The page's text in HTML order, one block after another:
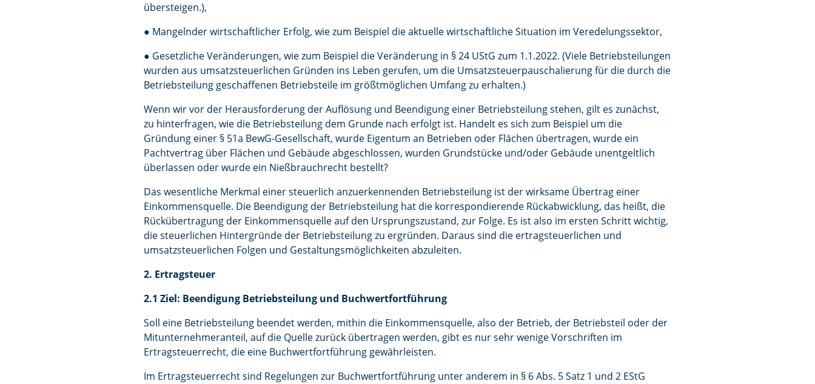
übersteigen.),
● Mangelnder wirtschaftlicher Erfolg, wie zum Beispiel die aktuelle wirtschaftliche Situation im Veredelungssektor,
● Gesetzliche Veränderungen, wie zum Beispiel die Veränderung in § 24 UStG zum 1.1.2022. (Viele Betriebsteilungen
wurden aus umsatzsteuerlichen Gründen ins Leben gerufen, um die Umsatzsteuerpauschalierung für die durch die
Betriebsteilung geschaffenen Betriebsteile im größtmöglichen Umfang zu erhalten.)
Wenn wir vor der Herausforderung der Auflösung und Beendigung einer Betriebsteilung stehen, gilt es zunächst,
zu hinterfragen, wie die Betriebsteilung dem Grunde nach erfolgt ist. Handelt es sich zum Beispiel um die
Gründung einer § 51a BewG-Gesellschaft, wurde Eigentum an Betrieben oder Flächen übertragen, wurde ein
Pachtvertrag über Flächen und Gebäude abgeschlossen, wurden Grundstücke und/oder Gebäude unentgeltlich
überlassen oder wurde ein Nießbrauchrecht bestellt?
Das wesentliche Merkmal einer steuerlich anzuerkennenden Betriebsteilung ist der wirksame Übertrag einer
Einkommensquelle. Die Beendigung der Betriebsteilung hat die korrespondierende Rückabwicklung, das heißt, die
Rückübertragung der Einkommensquelle auf den Ursprungszustand, zur Folge. Es ist also im ersten Schritt wichtig,
die steuerlichen Hintergründe der Betriebsteilung zu ergründen. Daraus sind die ertragsteuerlichen und
umsatzsteuerlichen Folgen und Gestaltungsmöglichkeiten abzuleiten.
2. Ertragsteuer
2.1 Ziel: Beendigung Betriebsteilung und Buchwertfortführung
Soll eine Betriebsteilung beendet werden, mithin die Einkommensquelle, also der Betrieb, der Betriebsteil oder der
Mitunternehmeranteil, auf die Quelle zurück übertragen werden, gibt es nur sehr wenige Vorschriften im
Ertragsteuerrecht, die eine Buchwertfortführung gewährleisten.
Im Ertragsteuerrecht sind Regelungen zur Buchwertfortführung unter anderem in § 6 Abs. 5 Satz 1 und 2 EStG